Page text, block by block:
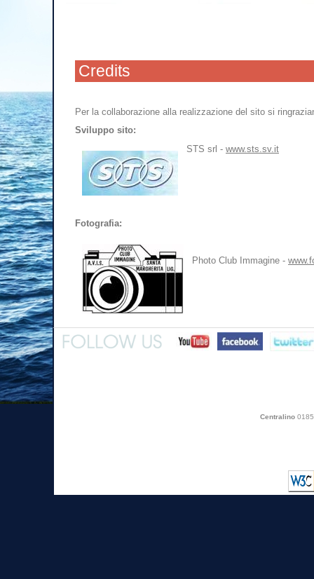
Credits
Per la collaborazione alla realizzazione del sito si
Sviluppo sito:
STS srl - www.sts.sv.it
Fotografia:
Photo Club Immagine -
Centralino